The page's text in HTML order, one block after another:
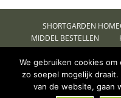
Vanaf 20-01-23
SHORTGARDEN
MIDDEL BESTELLEN
CONTACT
MIJN
Copyright
We gebruiken cookies
zo soepel mogelijk
van de website, gaan